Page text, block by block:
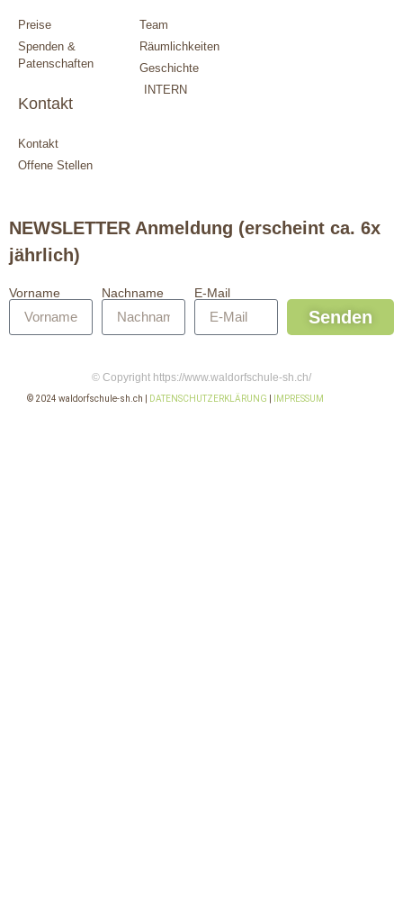
Preise
Spenden &
Patenschaften
Kontakt
Kontakt
Offene Stellen
Team
Räumlichkeiten
Geschichte
INTERN
NEWSLETTER Anmeldung (erscheint ca. 6x
jährlich)
Vorname Nachname E-Mail
Senden
© Copyright https://www.waldorfschule-sh.ch/
© 2024 waldorfschule-sh.ch | DATENSCHUTZERKLÄRUNG IMPRESSUM